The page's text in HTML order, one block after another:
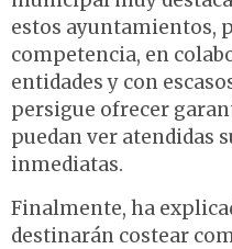
estos ayuntamientos,
competencia, en
entidades y con
persigue ofrecer
puedan ver atendidas
inmediatas.
Finalmente, ha
destinarán costear